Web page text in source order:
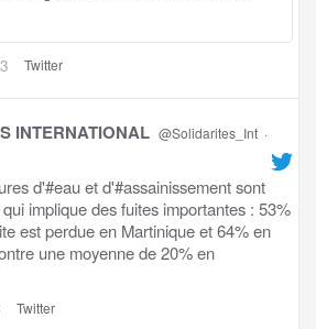
3 Twitter
INTERNATIONAL @Solidarites_Int ·
d'#eau et d'#assainissement sont
implique des fuites importantes : 53%
est perdue en Martinique et 64% en
une moyenne de 20% en
Twitter